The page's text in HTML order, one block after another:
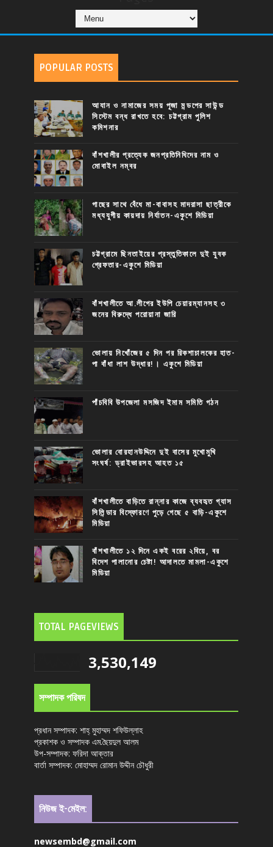
POPULAR POSTS
আযান ও নামাজের সময় পূজা মন্ডপের সাউন্ড
সিস্টেম বন্ধ রাখতে হবে: চট্টগ্রাম পুলিশ
কমিশনার
বাঁশখালীর প্রত্যেক জনপ্রতিনিধিদের নাম ও
মোবাইল নম্বর
গাছের সাথে বেঁধে মা-বাবাসহ মাদরাসা ছাত্রীকে
মধ্যযুগীয় কায়দায় নির্যাতন-একুশে মিডিয়া
চট্টগ্রামে ছিনতাইয়ের প্রস্তুতিকালে দুই যুবক
গ্রেফতার-একুশে মিডিয়া
বাঁশখালীতে আ.লীগের ইউপি চেয়ারম্যানসহ ৩
জনের বিরুদ্ধে পরোয়ানা জারি
ভোলায় নিখোঁজের ৫ দিন পর রিকশাচালকের হাত-
পা বাঁধা লাশ উদ্ধার!। একুশে মিডিয়া
পাঁচবিবি উপজেলা মসজিদ ইমাম সমিতি গঠন
ভোলার বোরহানউদ্দিনে দুই বাসের মুখোমুখি
সংঘর্ষ: ড্রাইভারসহ আহত ১৫
বাঁশখালীতে বাড়িতে রান্নার কাজে ব্যবহৃত গ্যাস
সিলিন্ডার বিস্ফোরণে পুড়ে গেছে ৫ বাড়ি-একুশে
মিডিয়া
বাঁশখালীতে ১২ দিনে একই বরের ২বিয়ে, বর
বিদেশ পালানোর চেষ্টা! আদালতে মামলা-একুশে
মিডিয়া
TOTAL PAGEVIEWS
3,530,149
সম্পাদক পরিষদ
প্রধান সম্পাদক: শাহ্ মুহাম্মদ শফিউল্লাহ
প্রকাশক ও সম্পাদক এম.ছৈয়দুল আলম
উপ-সম্পাদক: ফরিদা আক্তার
বার্তা সম্পাদক: মোহাম্মদ রোমান উদ্দীন চৌধুরী
নিউজ ই-মেইল:
newsembd@gmail.com